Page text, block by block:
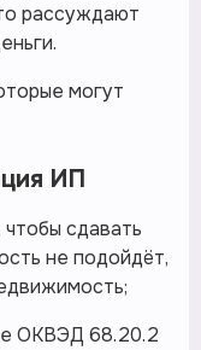
рассуждают
могут
ИП
сдавать
не подойдёт,
ОКВЭД 68.20.2